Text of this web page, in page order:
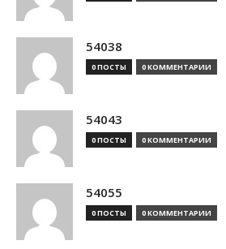
54038
0 ПОСТЫ 0 КОММЕНТАРИИ
54043
0 ПОСТЫ 0 КОММЕНТАРИИ
54055
0 ПОСТЫ 0 КОММЕНТАРИИ